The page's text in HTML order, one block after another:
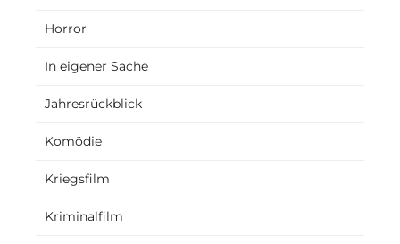
Horror
In eigener Sache
Jahresrückblick
Komödie
Kriegsfilm
Kriminalfilm